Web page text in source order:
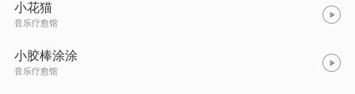
小花猫
音乐疗愈馆
小胶棒涂涂
音乐疗愈馆